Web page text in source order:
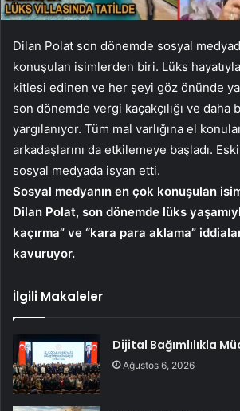
Dilan Polat son dönemde sosyal
konuşulan isimlerden biri. Lüks
kitlesi edinen ve her şeyi göz önünde
son dönemde vergi kaçakçılığı ve daha
yargılanıyor. Tüm mal varlığına el
arkadaşlarını da etkilemeye başladı.
sosyal medyada isyan etti.
Sosyal medyanın en çok konuşulan
Dilan Polat, son dönemde lüks
kaçırma” ve “kara para aklama”
kavuruyor.
İlgili Makaleler
Dijital Bağımlılıkla
Ağustos 6, 2026